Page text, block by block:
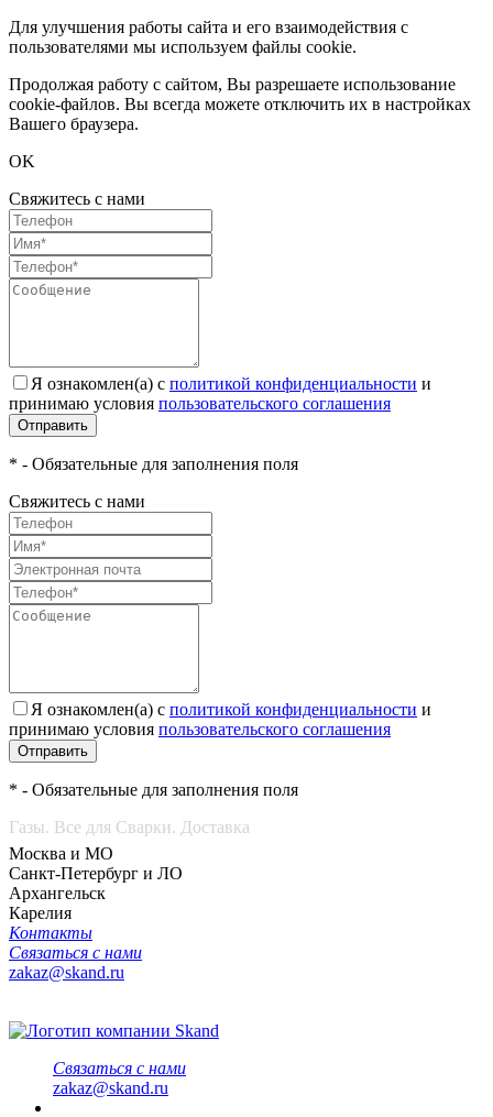
Для улучшения работы сайта и его взаимодействия с
пользователями мы используем файлы cookie.
Продолжая работу с сайтом, Вы разрешаете использование
cookie-файлов. Вы всегда можете отключить их в настройках
Вашего браузера.
OK
Свяжитесь с нами
Я ознакомлен(а) с политикой конфиденциальности и
принимаю условия пользовательского соглашения
Отправить
* - Обязательные для заполнения поля
Свяжитесь с нами
Я ознакомлен(а) с политикой конфиденциальности и
принимаю условия пользовательского соглашения
Отправить
* - Обязательные для заполнения поля
Газы. Все для Сварки. Доставка
Москва и МО
Санкт-Петербург и ЛО
Архангельск
Карелия
Контакты
Связаться с нами
zakaz@skand.ru
Связаться с нами
zakaz@skand.ru